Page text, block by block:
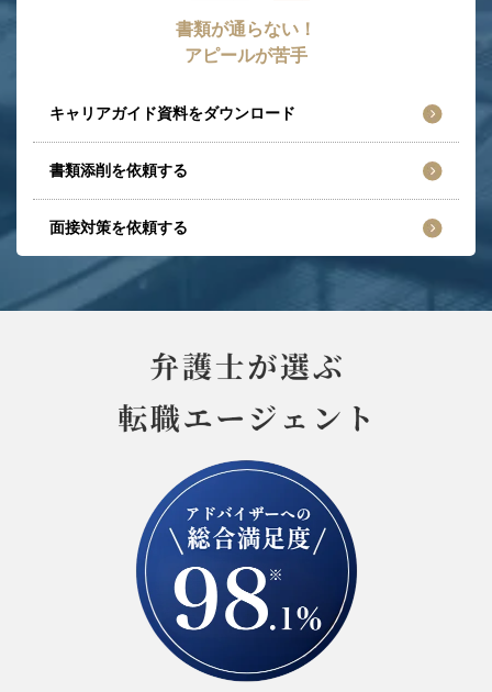
書類が通らない！
アピールが苦手
キャリアガイド資料をダウンロード
書類添削を依頼する
面接対策を依頼する